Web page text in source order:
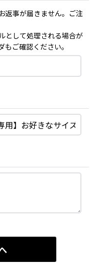
返事が届きません。ご注
として処理される場合が
もご確認ください。